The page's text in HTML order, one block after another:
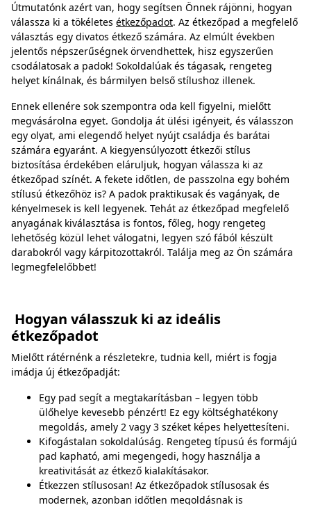
Útmutatónk azért van, hogy segítsen Önnek rájönni, hogyan
válassza ki a tökéletes étkezőpadot. Az étkezőpad a megfelelő
választás egy divatos étkező számára. Az elmúlt években
jelentős népszerűségnek örvendhettek, hisz egyszerűen
csodálatosak a padok! Sokoldalúak és tágasak, rengeteg
helyet kínálnak, és bármilyen belső stílushoz illenek.
Ennek ellenére sok szempontra oda kell figyelni, mielőtt
megvásárolna egyet. Gondolja át ülési igényeit, és válasszon
egy olyat, ami elegendő helyet nyújt családja és barátai
számára egyaránt. A kiegyensúlyozott étkezői stílus
biztosítása érdekében eláruljuk, hogyan válassza ki az
étkezőpad színét. A fekete időtlen, de passzolna egy bohém
stílusú étkezőhöz is? A padok praktikusak és vagányak, de
kényelmesek is kell legyenek. Tehát az étkezőpad megfelelő
anyagának kiválasztása is fontos, főleg, hogy rengeteg
lehetőség közül lehet válogatni, legyen szó fából készült
darabokról vagy kárpitozottakról. Találja meg az Ön számára
legmegfelelőbbet!
Hogyan válasszuk ki az ideális
étkezőpadot
Mielőtt rátérnénk a részletekre, tudnia kell, miért is fogja
imádja új étkezőpadját:
Egy pad segít a megtakarításban – legyen több
ülőhelye kevesebb pénzért! Ez egy költséghatékony
megoldás, amely 2 vagy 3 széket képes helyettesíteni.
Kifogástalan sokoldalúság. Rengeteg típusú és formájú
pad kapható, ami megengedi, hogy használja a
kreativitását az étkező kialakításakor.
Étkezzen stílusosan! Az étkezőpadok stílusosak és
modernek, azonban időtlen megoldásnak is